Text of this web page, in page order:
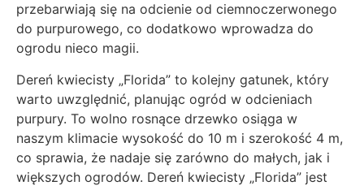
przebarwiają się na odcienie od ciemnoczerwonego
do purpurowego, co dodatkowo wprowadza do
ogrodu nieco magii.
Dereń kwiecisty „Florida” to kolejny gatunek, który
warto uwzględnić, planując ogród w odcieniach
purpury. To wolno rosnące drzewko osiąga w
naszym klimacie wysokość do 10 m i szerokość 4 m,
co sprawia, że nadaje się zarówno do małych, jak i
większych ogrodów. Dereń kwiecisty „Florida” jest